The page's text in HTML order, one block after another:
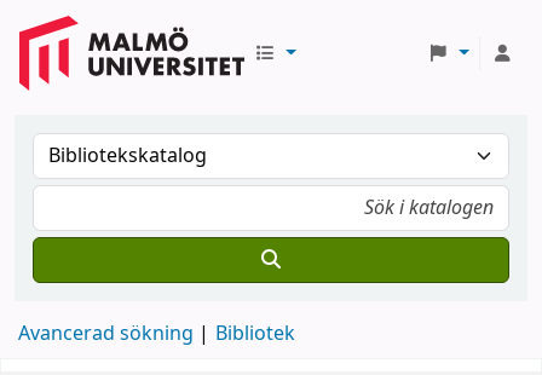
Avancerad sökning Bibliotek